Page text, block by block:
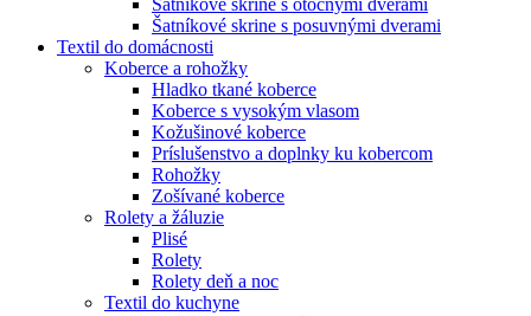
Šatníkové skrine s posuvnými dverami
Textil do domácnosti
Koberce a rohožky
Hladko tkané koberce
Koberce s vysokým vlasom
Kožušinové koberce
Príslušenstvo a doplnky ku kobercom
Rohožky
Zošívané koberce
Rolety a žáluzie
Plisé
Rolety
Rolety deň a noc
Textil do kuchyne